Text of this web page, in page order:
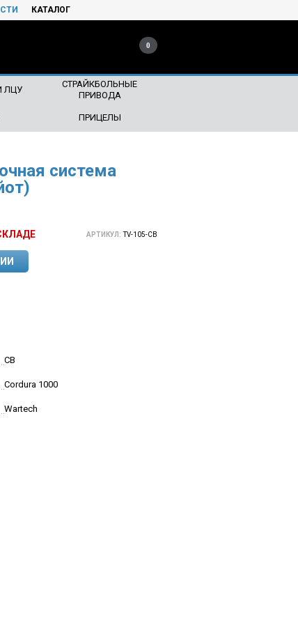
КАТАЛОГ
0
ЛЦУ
СТРАЙКБОЛЬНЫЕ
ПРИВОДА
ПРИЦЕЛЫ
система
АРТИКУЛ: TV-105-CB
CB
Cordura 1000
Wartech